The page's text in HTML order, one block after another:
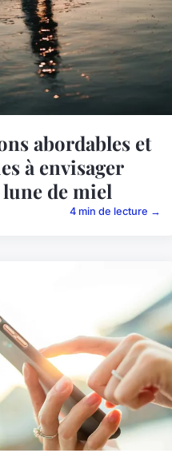
abordables et
à envisager
de miel
4 min de lecture →